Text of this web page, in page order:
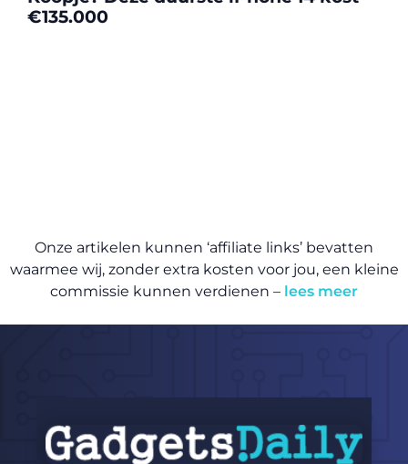
€135.000
Onze artikelen kunnen ‘affiliate links’ bevatten
waarmee wij, zonder extra kosten voor jou, een kleine
commissie kunnen verdienen – lees meer